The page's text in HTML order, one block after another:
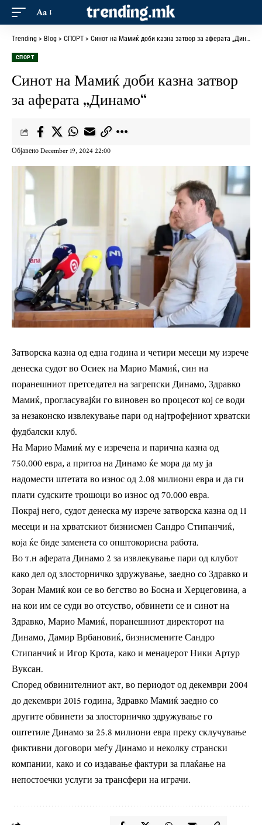
Aa
Trending > Blog > СПОРТ > Синот на Мамиќ доби казна затвор за аферата „Динамо“
СПОРТ
Синот на Мамиќ доби казна затвор
за аферата „Динамо“
Објавено December 19, 2024 22:00
Затворска казна од една година и четири месеци му изрече
денеска судот во Осиек на Марио Мамиќ, син на
поранешниот претседател на загрепски Динамо, Здравко
Мамиќ, прогласувајќи го виновен во процесот кој се води
за незаконско извлекување пари од најтрофејниот хрватски
фудбалски клуб.
На Марио Мамиќ му е изречена и парична казна од
750.000 евра, а притоа на Динамо ќе мора да му ја
надомести штетата во износ од 2.08 милиони евра и да ги
плати судските трошоци во износ од 70.000 евра.
Покрај него, судот денеска му изрече затворска казна од 11
месеци и на хрватскиот бизнисмен Сандро Стипанчиќ,
која ќе биде заменета со општокорисна работа.
Во т.н аферата Динамо 2 за извлекување пари од клубот
како дел од злосторничко здружување, заедно со Здравко и
Зоран Мамиќ кои се во бегство во Босна и Херцеговина, а
на кои им се суди во отсуство, обвинети се и синот на
Здравко, Марио Мамиќ, поранешниот директорот на
Динамо, Дамир Врбановиќ, бизнисмените Сандро
Стипанчиќ и Игор Крота, како и менаџерот Ники Артур
Вуксан.
Според обвинителниот акт, во периодот од декември 2004
до декември 2015 година, Здравко Мамиќ заедно со
другите обвинети за злосторничко здружување го
оштетиле Динамо за 25.8 милиони евра преку склучување
фиктивни договори меѓу Динамо и неколку странски
компании, како и со издавање фактури за плаќање на
непостоечки услуги за трансфери на играчи.